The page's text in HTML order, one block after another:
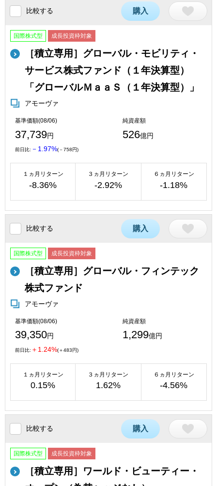
比較する 購入
国際株式型 成長投資枠対象
［積立専用］グローバル・モビリティ・
サービス株式ファンド（１年決算型）
「グローバルＭａａＳ（１年決算型）」
アモーヴァ
基準価額(08/06)
37,739円
純資産額
526億円
前日比: －1.97%(－758円)
１ヵ月リターン
-8.36%
３ヵ月リターン
-2.92%
６ヵ月リターン
-1.18%
比較する 購入
国際株式型 成長投資枠対象
［積立専用］グローバル・フィンテック
株式ファンド
アモーヴァ
基準価額(08/06)
39,350円
純資産額
1,299億円
前日比: ＋1.24%(＋483円)
１ヵ月リターン
0.15%
３ヵ月リターン
1.62%
６ヵ月リターン
-4.56%
比較する 購入
国際株式型 成長投資枠対象
［積立専用］ワールド・ビューティー・